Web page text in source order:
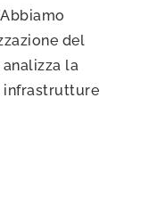
del
la
infrastrutture